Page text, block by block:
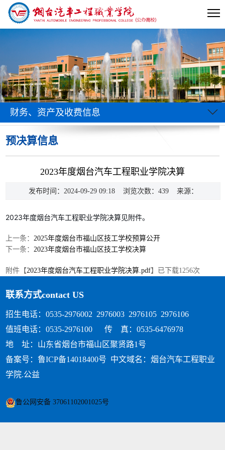
财务、资产及收费信息
预决算信息
当前位置:首页 >>信息公开>>财务、资产及收费信息
>> 正文
2023年度烟台汽车工程职业学院决算
发布时间：2024-09-29 09:18 浏览次数： 439来源：
2023年度烟台汽车工程职业学院决算见附件。
上一条：2025年度烟台市福山区技工学校预算公开
下一条：2023年度烟台市福山区技工学校决算
附件【2023年度烟台汽车工程职业学院决算.pdf】已下载1256次
联系方式contact US
招生电话：0535-2976002 2976003 2976105 2976106
值班电话：0535-2976100 传 真：0535-6476978
地 址：山东省烟台市福山区聚贤路1号
备案号：鲁ICP备14018400号 中文域名：烟台汽车工程职业
学院.公益
鲁公网安备 37061102001025号